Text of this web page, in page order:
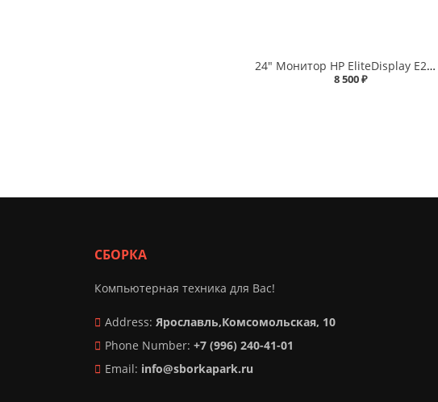
24" Монитор HP EliteDisplay E241i 1920x1200, IPS
8 500 ₽
СБОРКА
Компьютерная техника для Вас!
Address: Ярославль,Комсомольская, 10
Phone Number: +7 (996) 240-41-01
Email: info@sborkapark.ru